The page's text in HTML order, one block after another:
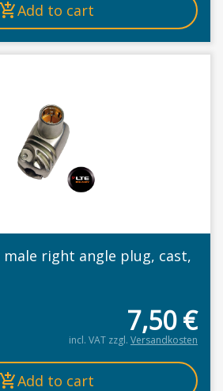
Add to cart
male right angle plug, cast,
7,50€
incl. VAT zzgl. Versandkosten
Add to cart